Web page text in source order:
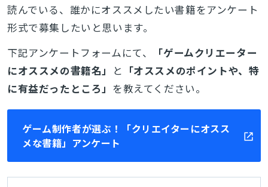
読んでいる、誰かにオススメしたい書籍をアンケート
形式で募集したいと思います。
下記アンケートフォームにて、
「ゲームクリエーター
にオススメの書籍名」
と 「オススメのポイントや、特
に有益だったところ」 を教えてください。
ゲーム制作者が選ぶ！「クリエイターにオスス
メな書籍」アンケート